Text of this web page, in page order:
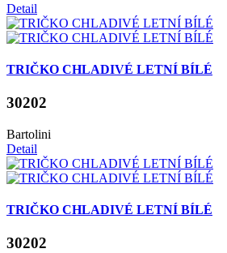
Detail
TRIČKO CHLADIVÉ LETNÍ BÍLÉ
30202
Bartolini
Detail
TRIČKO CHLADIVÉ LETNÍ BÍLÉ
30202